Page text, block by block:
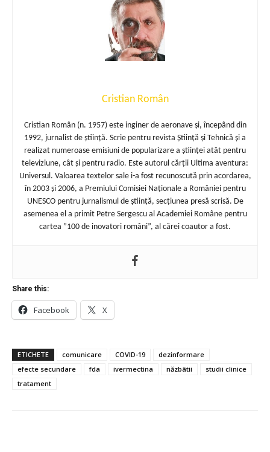
Cristian Român
Cristian Român (n. 1957) este inginer de aeronave și, începând din
1992, jurnalist de știință. Scrie pentru revista Știință și Tehnică și a
realizat numeroase emisiuni de popularizare a științei atât pentru
televiziune, cât și pentru radio. Este autorul cărții Ultima aventura:
Universul. Valoarea textelor sale i-a fost recunoscută prin acordarea,
în 2003 și 2006, a Premiului Comisiei Naționale a României pentru
UNESCO pentru jurnalismul de știință, secțiunea presă scrisă. De
asemenea el a primit Petre Sergescu al Academiei Române pentru
cartea ”100 de inovatori români”, al cărei coautor a fost.
Share this:
Facebook X
ETICHETE comunicare COVID-19
dezinformare
efecte secundare
fda ivermectina năzbâtii
studii clinice
tratament